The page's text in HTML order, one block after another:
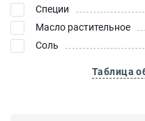
Специи
Масло растительное
Соль
Таблица